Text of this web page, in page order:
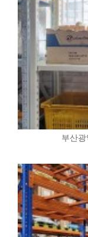
부산